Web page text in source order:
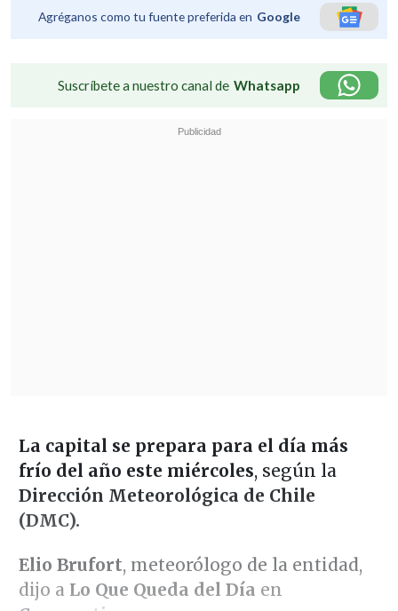
Agréganos como tu fuente preferida en Google
Suscríbete a nuestro canal de Whatsapp
La capital se prepara para el día más
frío del año este miércoles, según la
Dirección Meteorológica de Chile
(DMC).
Elio Brufort, meteorólogo de la entidad,
dijo a Lo Que Queda del Día en